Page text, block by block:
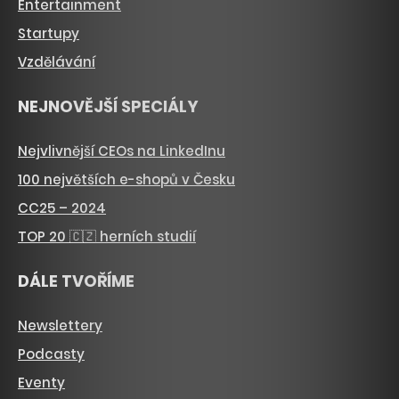
Entertainment
Startupy
Vzdělávání
NEJNOVĚJŠÍ SPECIÁLY
Nejvlivnější CEOs na LinkedInu
100 největších e-shopů v Česku
CC25 – 2024
TOP 20 🇨🇿 herních studií
DÁLE TVOŘÍME
Newslettery
Podcasty
Eventy